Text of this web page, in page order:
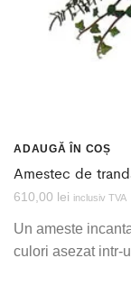
ADAUGĂ ÎN COȘ
Amestec de
610,00 lei inclusiv TVA
Un ameste
culori asezat intr-